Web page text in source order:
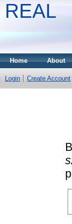
REAL
Home About
Login Create Account